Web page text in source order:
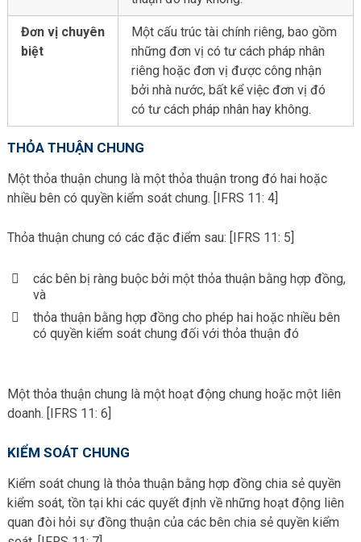
Đơn vị chuyên
biệt
Một cấu trúc tài chính riêng, bao gồm
những đơn vị có tư cách pháp nhân
riêng hoặc đơn vị được công nhận
bởi nhà nước, bất kể việc đơn vị đó
có tư cách pháp nhân hay không.
THỎA THUẬN CHUNG
Một thỏa thuận chung là một thỏa thuận trong đó hai hoặc
nhiều bên có quyền kiểm soát chung. [IFRS 11: 4]
Thỏa thuận chung có các đặc điểm sau: [IFRS 11: 5]
các bên bị ràng buộc bởi một thỏa thuận bằng hợp đồng,
và
thỏa thuận bằng hợp đồng cho phép hai hoặc nhiều bên
có quyền kiểm soát chung đối với thỏa thuận đó
Một thỏa thuận chung là một hoạt động chung hoặc một liên
doanh. [IFRS 11: 6]
KIỂM SOÁT CHUNG
Kiểm soát chung là thỏa thuận bằng hợp đồng chia sẻ quyền
kiểm soát, tồn tại khi các quyết định về những hoạt động liên
quan đòi hỏi sự đồng thuận của các bên chia sẻ quyền kiểm